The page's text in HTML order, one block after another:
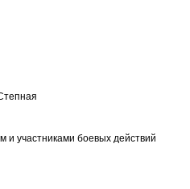
и участниками боевых действий